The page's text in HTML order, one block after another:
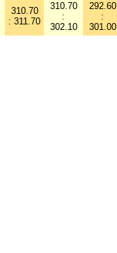
310.70
: 311.70
310.70
:
302.10
292.60
:
301.00